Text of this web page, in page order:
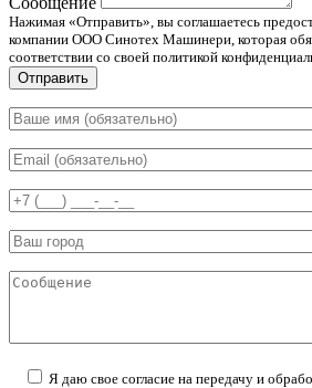
Нажимая «Отправить», вы соглашаетесь
компании ООО Синотех Машинери, которая
соответствии со своей политикой
Отправить
Я даю свое согласие на передачу и